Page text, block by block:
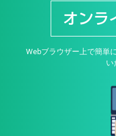
オンラ
Webブラウザー上で簡単
い